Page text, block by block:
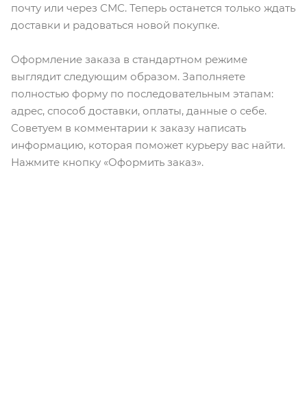
почту или через СМС. Теперь останется только ждать
доставки и радоваться новой покупке.
Оформление заказа в стандартном режиме
выглядит следующим образом. Заполняете
полностью форму по последовательным этапам:
адрес, способ доставки, оплаты, данные о себе.
Советуем в комментарии к заказу написать
информацию, которая поможет курьеру вас найти.
Нажмите кнопку «Оформить заказ».